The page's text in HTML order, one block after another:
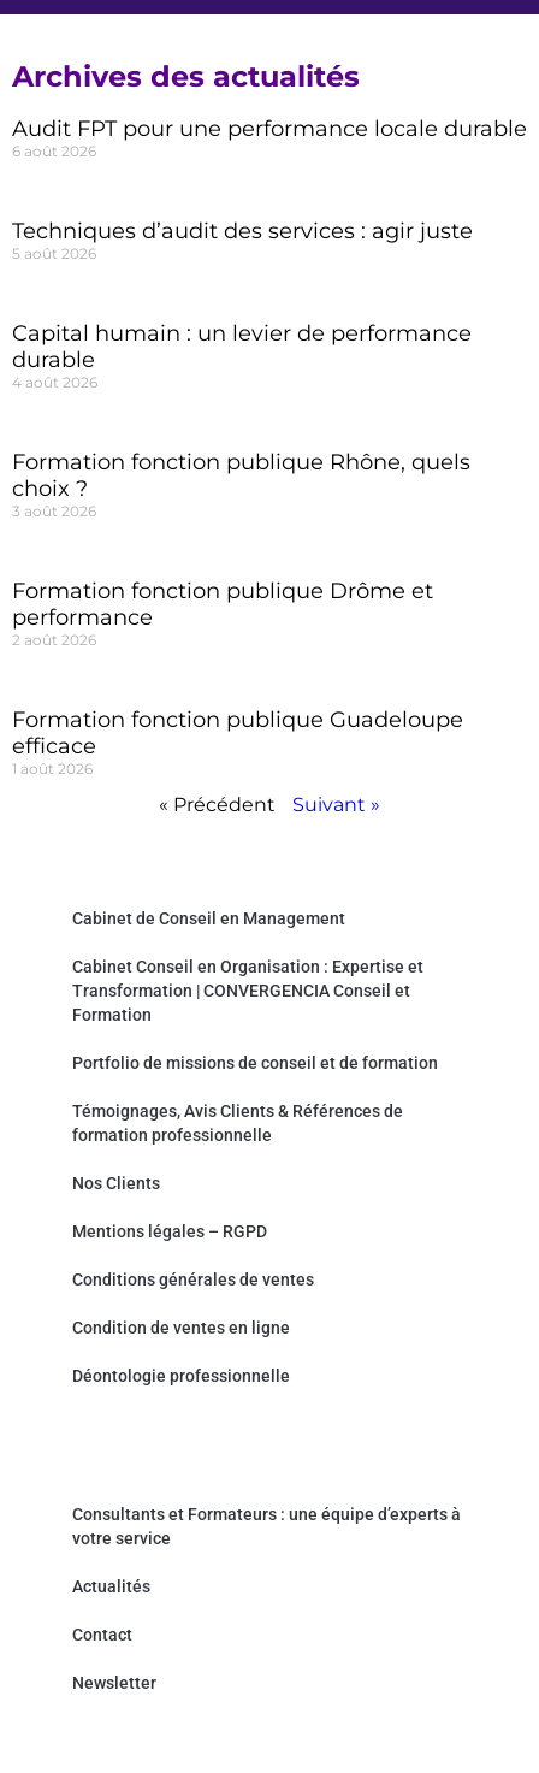
Archives des actualités
Audit FPT pour une performance locale durable
6 août 2026
Techniques d’audit des services : agir juste
5 août 2026
Capital humain : un levier de performance
durable
4 août 2026
Formation fonction publique Rhône, quels
choix ?
3 août 2026
Formation fonction publique Drôme et
performance
2 août 2026
Formation fonction publique Guadeloupe
efficace
1 août 2026
« Précédent Suivant »
Cabinet de Conseil en Management
Cabinet Conseil en Organisation : Expertise et
Transformation | CONVERGENCIA Conseil et
Formation
Portfolio de missions de conseil et de formation
Témoignages, Avis Clients & Références de
formation professionnelle
Nos Clients
Mentions légales – RGPD
Conditions générales de ventes
Condition de ventes en ligne
Déontologie professionnelle
Consultants et Formateurs : une équipe d’experts à
votre service
Actualités
Contact
Newsletter